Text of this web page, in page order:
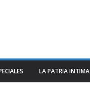
LA PATRIA INTIMA